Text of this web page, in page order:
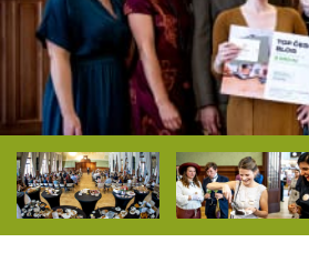
Škola vaření
Recepty z TV
Speciál: Cuketa
Těhotnej kuchař
Sledujte prima+